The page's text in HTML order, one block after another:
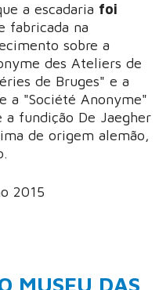
a escadaria foi
fabricada na
sobre a
des Ateliers de
de Bruges" e a
a "Société Anonyme"
fundição De Jaegher
de origem alemão,
2015
MUSEU DAS